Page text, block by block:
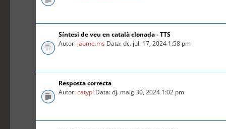
Síntesi de veu en català clonada - TTS
Autor: jaume.ms Data: dc. jul. 17, 2024 1:58 pm
Resposta correcta
Autor:catypi Data: dj. maig 30, 2024 1:02 pm